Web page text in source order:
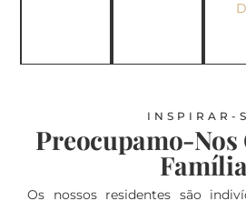
INSPIRAR-
Preocupamo-Nos
Família
Os nossos residentes são